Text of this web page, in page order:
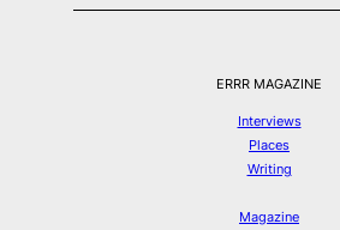
ERRR MAGAZINE
Interviews
Places
Writing
Magazine